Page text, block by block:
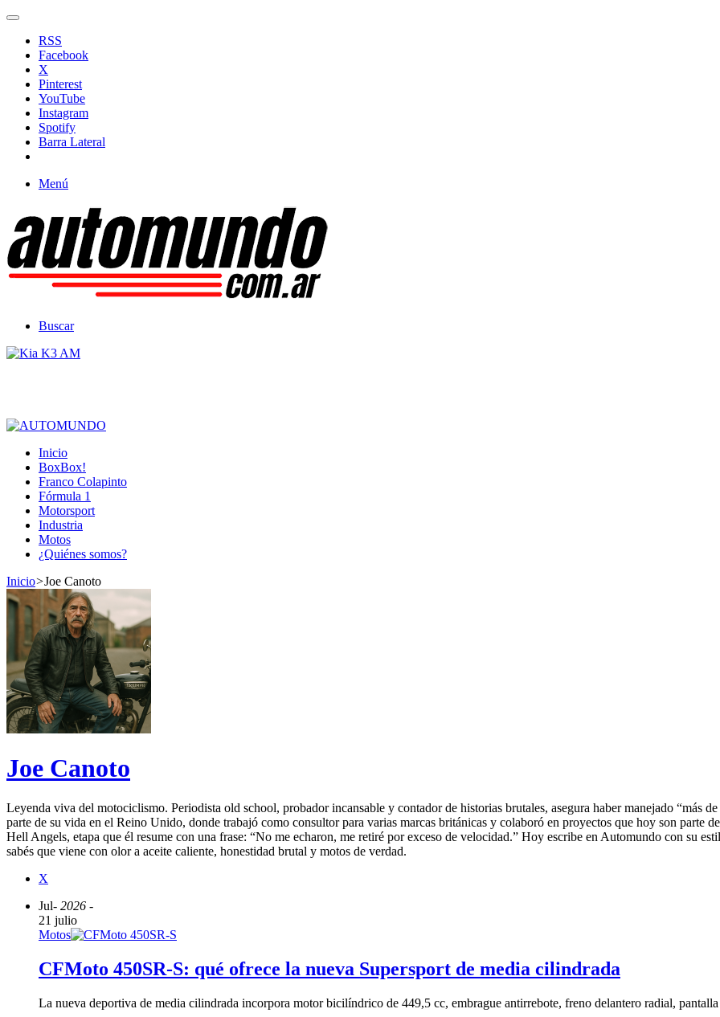
RSS
Facebook
X
Pinterest
YouTube
Instagram
Spotify
Barra Lateral
Menú
Buscar
Inicio
BoxBox!
Franco Colapinto
Fórmula 1
Motorsport
Industria
Motos
¿Quiénes somos?
Inicio>Joe Canoto
Joe Canoto
Leyenda viva del motociclismo. Periodista old school, probador incansable y contador de historias brutales, asegura haber manejado “más
parte de su vida en el Reino Unido, donde trabajó como consultor para varias marcas británicas y colaboró en proyectos que hoy son parte
Hell Angels, etapa que él resume con una frase: “No me echaron, me retiré por exceso de velocidad.” Hoy escribe en Automundo con su
sabés que viene con olor a aceite caliente, honestidad brutal y motos de verdad.
X
Jul- 2026 -
21 julio
Motos
CFMoto 450SR-S: qué ofrece la nueva Supersport de media cilindrada
La nueva deportiva de media cilindrada incorpora motor bicilíndrico de 449,5 cc, embrague antirrebote, freno delantero radial,